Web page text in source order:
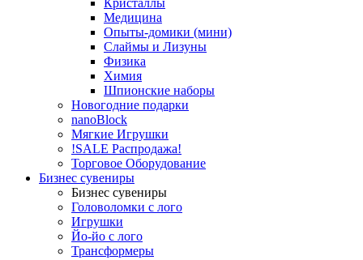
Медицина
Опыты-домики (мини)
Слаймы и Лизуны
Физика
Химия
Шпионские наборы
Новогодние подарки
nanoBlock
Мягкие Игрушки
!SALE Распродажа!
Торговое Оборудование
Бизнес сувениры
Бизнес сувениры
Головоломки с лого
Игрушки
Йо-йо с лого
Трансформеры